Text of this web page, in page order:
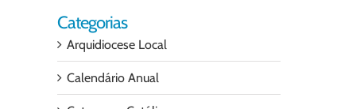
Categorias
Arquidiocese Local
Calendário Anual